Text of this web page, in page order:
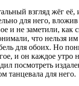
взгляд жёг её,
для него,
и не заметили, как
что нельзя
для обоих. Но
и он каждое утро
посмотреть
танцевала для него.